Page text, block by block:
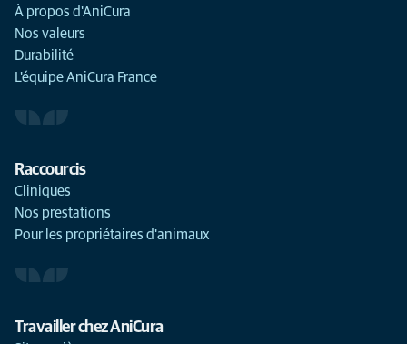
À propos d'AniCura
Nos valeurs
Durabilité
L'équipe AniCura France
Raccourcis
Cliniques
Nos prestations
Pour les propriétaires d'animaux
Travailler chez AniCura